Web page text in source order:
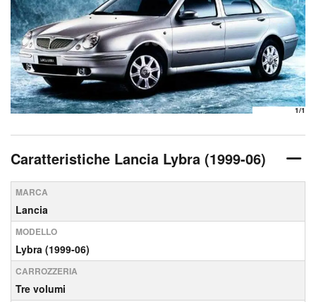
1/1
Caratteristiche Lancia Lybra (1999-06)
MARCA
Lancia
MODELLO
Lybra (1999-06)
CARROZZERIA
Tre volumi